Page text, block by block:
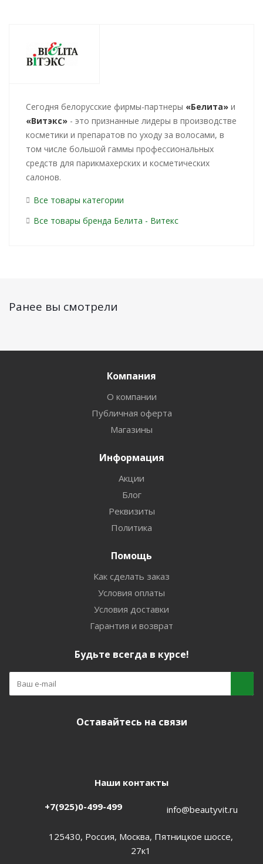
Cегодня белорусские фирмы-партнеры «Белита» и
«Витэкс» - это признанные лидеры в производстве
косметики и препаратов по уходу за волосами, в
том числе большой гаммы профессиональных
средств для парикмахерских и косметических
салонов.
Все товары категории
Все товары бренда Белита - Витекс
Ранее вы смотрели
Компания
О компании
Публичная оферта
Магазины
Информация
Акции
Блог
Реквизиты
Политика
Помощь
Как сделать заказ
Условия оплаты
Условия доставки
Гарантия и возврат
Будьте всегда в курсе!
Оставайтесь на связи
Наши контакты
+7(925)0-499-499 info@beautyvit.ru
125430, Россия, Москва, Пятницкое шоссе,
27к1